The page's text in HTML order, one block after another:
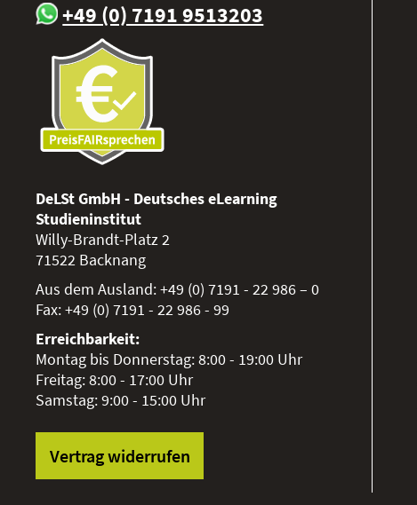
+49 (0) 7191 9513203
DeLSt GmbH - Deutsches eLearning
Studieninstitut
Willy-Brandt-Platz 2
71522 Backnang
Aus dem Ausland:+49 (0) 7191 - 22 986 – 0
Fax:+49 (0) 7191 - 22 986 - 99
Erreichbarkeit:
Montag bis Donnerstag: 8:00 - 19:00 Uhr
Freitag: 8:00 - 17:00 Uhr
Samstag: 9:00 - 15:00 Uhr
Vertrag widerrufen